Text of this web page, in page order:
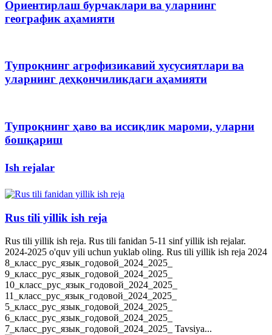
Ориентирлаш бурчаклари ва уларнинг
географик аҳамияти
Тупроқнинг агрофизикавий хусусиятлари ва
уларнинг деҳқончиликдаги аҳамияти
Тупроқнинг ҳаво ва иссиқлик мароми, уларни
бошқариш
Ish rejalar
Rus tili yillik ish reja
Rus tili yillik ish reja. Rus tili fanidan 5-11 sinf yillik ish rejalar.
2024-2025 o'quv yili uchun yuklab oling. Rus tili yillik ish reja 2024
8_класс_рус_язык_годовой_2024_2025_
9_класс_рус_язык_годовой_2024_2025_
10_класс_рус_язык_годовой_2024_2025_
11_класс_рус_язык_годовой_2024_2025_
5_класс_рус_язык_годовой_2024_2025_
6_класс_рус_язык_годовой_2024_2025_
7_класс_рус_язык_годовой_2024_2025_ Tavsiya...